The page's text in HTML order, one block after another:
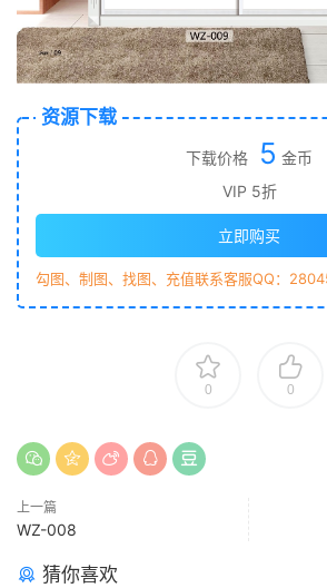
资源下载
下载价格 5 金币
VIP 5折
立即购买
勾图、制图、找图、充值联系客服QQ：
0 0
上一篇
WZ-008
猜你喜欢